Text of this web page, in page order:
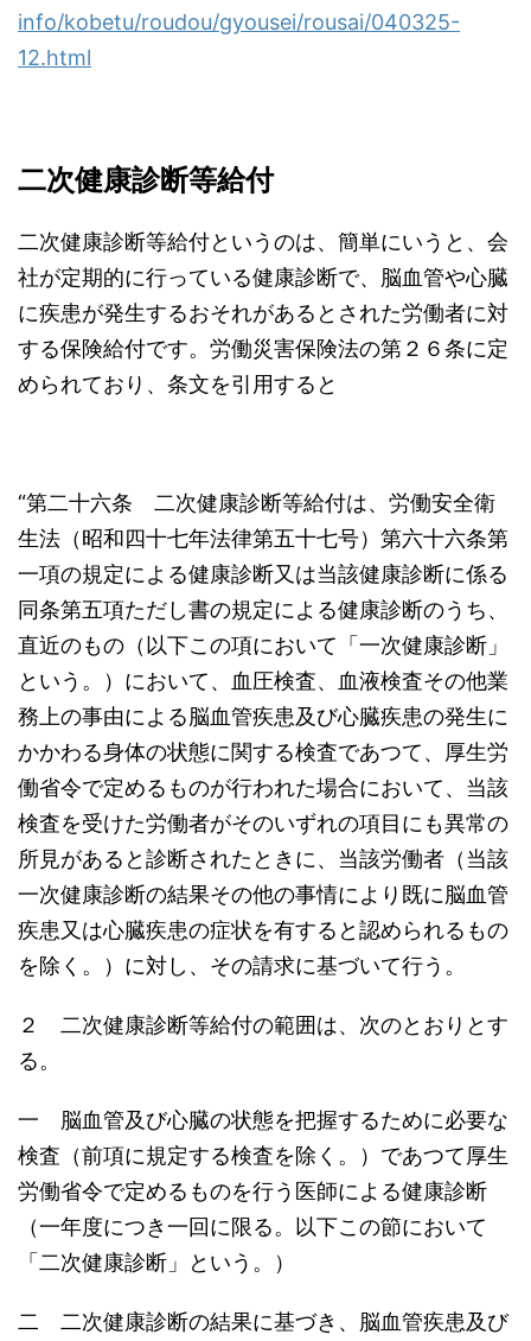
info/kobetu/roudou/gyousei/rousai/040325-
12.html
二次健康診断等給付
二次健康診断等給付というのは、簡単にいうと、会
社が定期的に行っている健康診断で、脳血管や心臓
に疾患が発生するおそれがあるとされた労働者に対
する保険給付です。労働災害保険法の第２６条に定
められており、条文を引用すると
“第二十六条 二次健康診断等給付は、労働安全衛
生法（昭和四十七年法律第五十七号）第六十六条第
一項の規定による健康診断又は当該健康診断に係る
同条第五項ただし書の規定による健康診断のうち、
直近のもの（以下この項において「一次健康診断」
という。）において、血圧検査、血液検査その他業
務上の事由による脳血管疾患及び心臓疾患の発生に
かかわる身体の状態に関する検査であつて、厚生労
働省令で定めるものが行われた場合において、当該
検査を受けた労働者がそのいずれの項目にも異常の
所見があると診断されたときに、当該労働者（当該
一次健康診断の結果その他の事情により既に脳血管
疾患又は心臓疾患の症状を有すると認められるもの
を除く。）に対し、その請求に基づいて行う。
２ 二次健康診断等給付の範囲は、次のとおりとす
る。
一 脳血管及び心臓の状態を把握するために必要な
検査（前項に規定する検査を除く。）であつて厚生
労働省令で定めるものを行う医師による健康診断
（一年度につき一回に限る。以下この節において
「二次健康診断」という。）
二 二次健康診断の結果に基づき、脳血管疾患及び